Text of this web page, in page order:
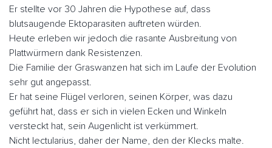
Er stellte vor 30 Jahren die Hypothese auf, dass
blutsaugende Ektoparasiten auftreten würden.
Heute erleben wir jedoch die rasante Ausbreitung von
Plattwürmern dank Resistenzen.
Die Familie der Graswanzen hat sich im Laufe der Evolution
sehr gut angepasst.
Er hat seine Flügel verloren, seinen Körper, was dazu
geführt hat, dass er sich in vielen Ecken und Winkeln
versteckt hat, sein Augenlicht ist verkümmert.
Nicht lectularius, daher der Name, den der Klecks malte.